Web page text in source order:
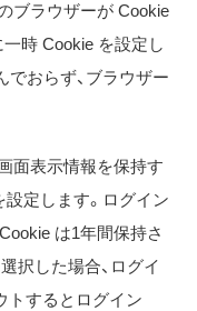
ブラウザーが Cookie
時 Cookie を設定し
でおらず、ブラウザー
面表示情報を保持す
設定します。ログイン
は1年間保持さ
択した場合、ログイ
トするとログイン